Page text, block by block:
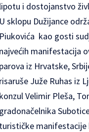
lipotu i dostojanstvo
U sklopu Dužijance
Piukovića kao gosti
najvećih manifestacija
parova iz Hrvatske,
risaruše Juže Ruhas iz
konzul Velimir Pleša,
gradonačelnika
turističke manifestacije